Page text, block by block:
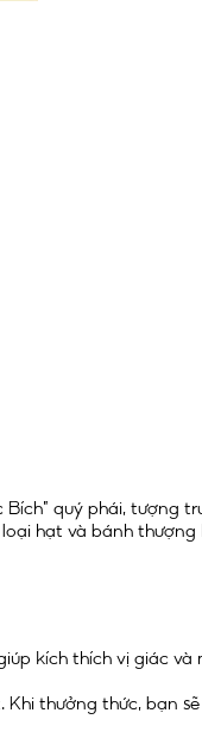
quý phái, tượng
hạt và bánh
kích thích vị giác
thưởng thức, bạn